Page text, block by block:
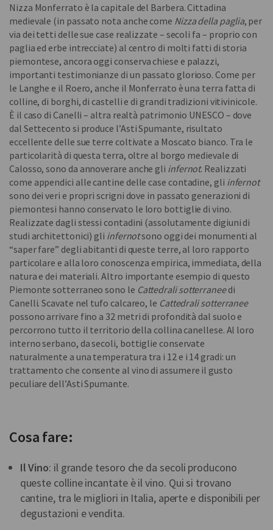
Nizza Monferrato è la capitale del Barbera. Cittadina
medievale (in passato nota anche come Nizza della paglia, per
via dei tetti delle sue case realizzate – secoli fa – proprio con
paglia ed erbe intrecciate) al centro di molti fatti di storia
piemontese, ancora oggi conserva chiese e palazzi,
importanti testimonianze di un passato glorioso. Come per
le Langhe e il Roero, anche il Monferrato è una terra fatta di
colline, di borghi, di castelli e di grandi tradizioni vitivinicole.
È il caso di Canelli – altra realtà patrimonio UNESCO – dove
dal Settecento si produce l’Asti Spumante, risultato
eccellente delle sue terre coltivate a Moscato bianco. Tra le
particolarità di questa terra, oltre al borgo medievale di
Calosso, sono da annoverare anche gli infernot. Realizzati
come appendici alle cantine delle case contadine, gli infernot
sono dei veri e propri scrigni dove in passato generazioni di
piemontesi hanno conservato le loro bottiglie di vino.
Realizzate dagli stessi contadini (assolutamente digiuni di
studi architettonici) gli infernotsono oggi dei monumenti al
“saper fare” degli abitanti di queste terre, al loro rapporto
particolare e alla loro conoscenza empirica, immediata, della
natura e dei materiali. Altro importante esempio di questo
Piemonte sotterraneo sono le Cattedrali sotterraneedi
Canelli. Scavate nel tufo calcareo, le Cattedrali sotterranee
possono arrivare fino a 32 metri di profondità dal suolo e
percorrono tutto il territorio della collina canellese. Al loro
interno serbano, da secoli, bottiglie conservate
naturalmente a una temperatura tra i 12 e i 14 gradi: un
trattamento che consente al vino di assumere il gusto
peculiare dell’Asti Spumante.
Cosa fare:
Il Vino: il grande tesoro che da secoli producono
queste colline incantate è il vino. Qui si trovano
cantine, tra le migliori in Italia, aperte e disponibili per
degustazioni e vendita.